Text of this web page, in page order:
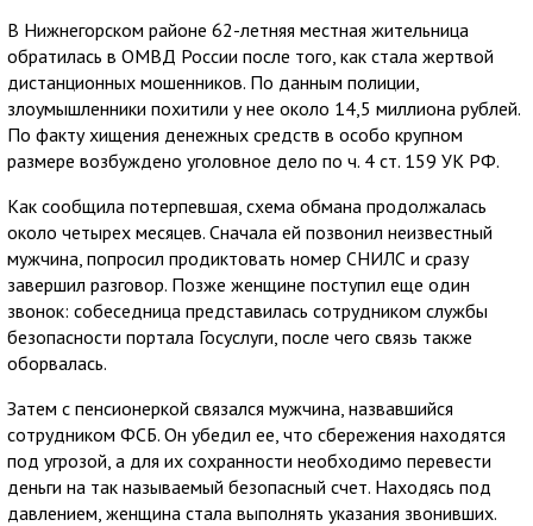
В Нижнегорском районе 62-летняя местная жительница
обратилась в ОМВД России после того, как стала жертвой
дистанционных мошенников. По данным полиции,
злоумышленники похитили у нее около 14,5 миллиона рублей.
По факту хищения денежных средств в особо крупном
размере возбуждено уголовное дело по ч. 4 ст. 159 УК РФ.
Как сообщила потерпевшая, схема обмана продолжалась
около четырех месяцев. Сначала ей позвонил неизвестный
мужчина, попросил продиктовать номер СНИЛС и сразу
завершил разговор. Позже женщине поступил еще один
звонок: собеседница представилась сотрудником службы
безопасности портала Госуслуги, после чего связь также
оборвалась.
Затем с пенсионеркой связался мужчина, назвавшийся
сотрудником ФСБ. Он убедил ее, что сбережения находятся
под угрозой, а для их сохранности необходимо перевести
деньги на так называемый безопасный счет. Находясь под
давлением, женщина стала выполнять указания звонивших.